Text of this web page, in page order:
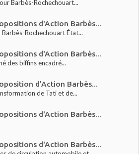
Barbès-Rochechouart...
d'Action Barbès...
Rochechouart État...
d'Action Barbès...
des biffins encadré...
d'Action Barbès...
de Tati et de...
d'Action Barbès...
d'Action Barbès...